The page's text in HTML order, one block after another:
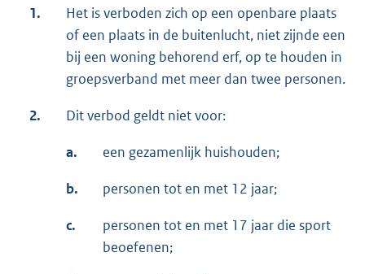
1.
Het is verboden zich op een openbare plaats
of een plaats in de buitenlucht, niet zijnde een
bij een woning behorend erf, op te houden in
groepsverband met meer dan twee personen.
2. Dit verbod geldt niet voor:
a. een gezamenlijk huishouden;
b. personen tot en met 12 jaar;
c.
personen tot en met 17 jaar die sport
beoefenen;